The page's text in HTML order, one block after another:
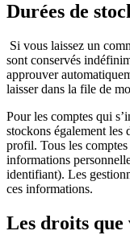
Durées de
Si vous laissez un
sont conservés
approuver
laisser dans la file de
Pour les comptes qui
stockons également les
profil. Tous les
informations
identifiant). Les
ces informations.
Les droits que